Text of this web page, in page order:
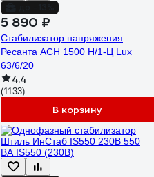
5 890 ₽
Стабилизатор напряжения
Ресанта АСН 1500 Н/1-Ц Lux
63/6/20
4.4
(1133)
В корзину